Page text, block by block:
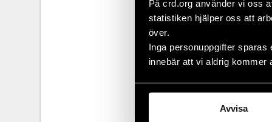
På crd.org använder vi oss
statistiken hjälper oss att
över.
Inga personuppgifter
innebär att vi aldrig kommer
Avvisa
att företräda
ställa
hennes
– Även om